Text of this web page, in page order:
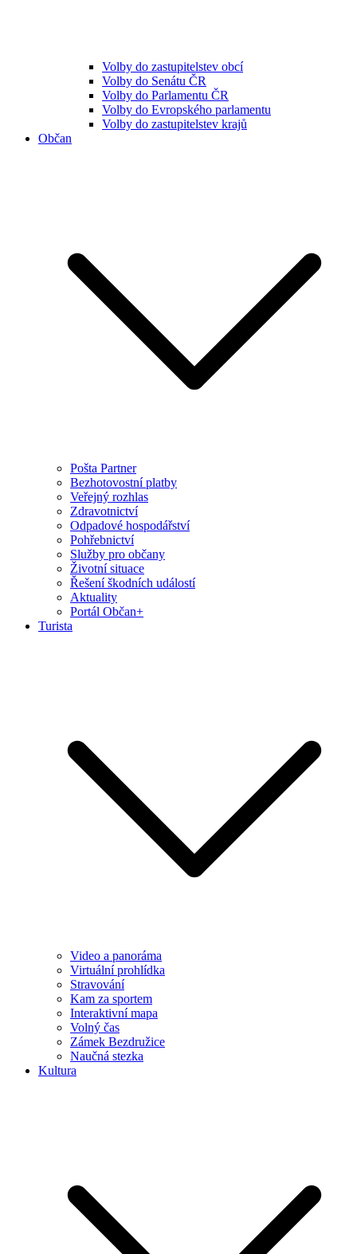
Volby do zastupitelstev obcí
Volby do Senátu ČR
Volby do Parlamentu ČR
Volby do Evropského parlamentu
Volby do zastupitelstev krajů
Občan
Pošta Partner
Bezhotovostní platby
Veřejný rozhlas
Zdravotnictví
Odpadové hospodářství
Pohřebnictví
Služby pro občany
Životní situace
Řešení škodních událostí
Aktuality
Portál Občan+
Turista
Video a panoráma
Virtuální prohlídka
Stravování
Kam za sportem
Interaktivní mapa
Volný čas
Zámek Bezdružice
Naučná stezka
Kultura